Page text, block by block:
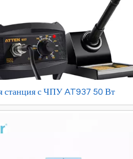
станция с ЧПУ AT937 50 Вт